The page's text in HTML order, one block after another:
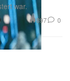
war.
897 0